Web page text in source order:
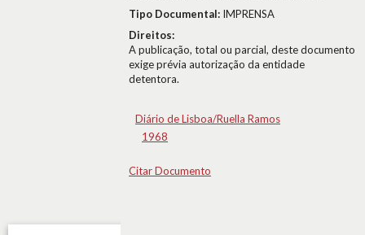
Tipo Documental: IMPRENSA
Direitos:
A publicação, total ou parcial, deste documento
exige prévia autorização da entidade
detentora.
Diário de Lisboa/Ruella Ramos
1968
Citar Documento